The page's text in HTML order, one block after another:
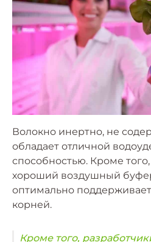
Волокно инертно, не
обладает отличной
способностью. Кроме
хороший воздушный
оптимально
корней.
Кроме того,